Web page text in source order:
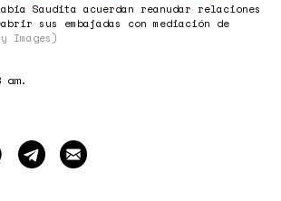
Saudita acuerdan reanudar relaciones
sus embajadas con mediación de
Images)
am.